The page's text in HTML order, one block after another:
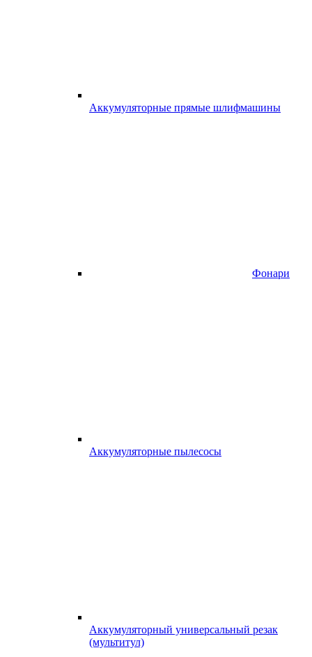
Аккумуляторные прямые шлифмашины
Фонари
Аккумуляторные пылесосы
Аккумуляторный универсальный резак
(мультитул)